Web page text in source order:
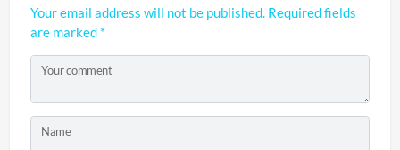
Your email address will not be published. Required fields
are marked *
Your comment
Name